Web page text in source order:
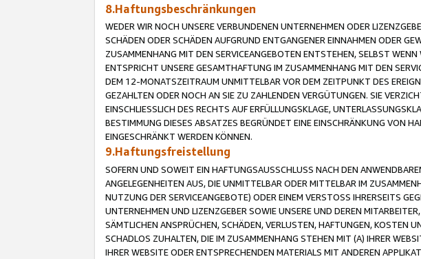
8.Haftungsbeschränkungen
WEDER WIR NOCH UNSERE VERBUNDENEN UNTERNEHMEN ODER
SCHÄDEN ODER SCHÄDEN AUFGRUND ENTGANGENER EINNAHMEN ODER
ZUSAMMENHANG MIT DEN SERVICEANGEBOTEN ENTSTEHEN, SELBST
ENTSPRICHT UNSERE GESAMTHAFTUNG IM ZUSAMMENHANG MIT DEN
DEM 12-MONATSZEITRAUM UNMITTELBAR VOR DEM ZEITPUNKT DES
GEZAHLTEN ODER NOCH AN SIE ZU ZAHLENDEN VERGÜTUNGEN. SIE
EINSCHLIESSLICH DES RECHTS AUF ERFÜLLUNGSKLAGE,
BESTIMMUNG DIESES ABSATZES BEGRÜNDET EINE EINSCHRÄNKUNG VON
EINGESCHRÄNKT WERDEN KÖNNEN.
9.Haftungsfreistellung
SOFERN UND SOWEIT EIN HAFTUNGSAUSSCHLUSS NACH DEN
ANGELEGENHEITEN AUS, DIE UNMITTELBAR ODER MITTELBAR IM
NUTZUNG DER SERVICEANGEBOTE) ODER EINEM VERSTOSS IHRERSEITS
UNTERNEHMEN UND LIZENZGEBER SOWIE UNSERE UND DEREN
SÄMTLICHEN ANSPRÜCHEN, SCHÄDEN, VERLUSTEN, HAFTUNGEN, KOSTEN
SCHADLOS ZUHALTEN, DIE IM ZUSAMMENHANG STEHEN MIT (A) IHRER
IHRER WEBSITE ODER ENTSPRECHENDEN MATERIALS MIT ANDEREN